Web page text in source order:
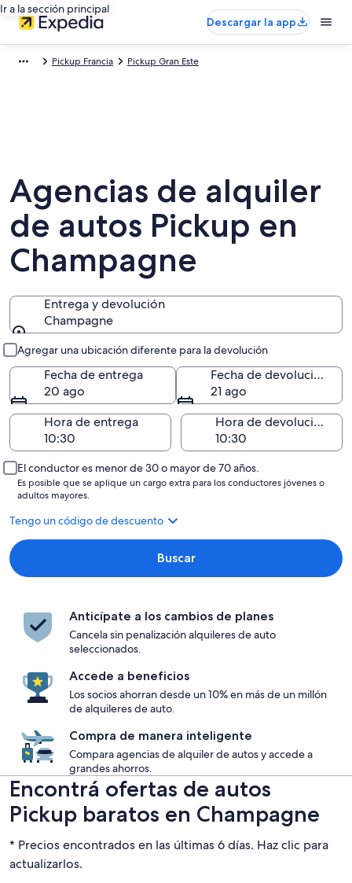
Ir a la sección principal
Descargar la app
Pickup Francia Pickup Gran Este
Agencias de alquiler
de autos Pickup en
Champagne
Entrega y devolución
Champagne
Agregar una ubicación diferente para la devolución
Fecha de entrega
20 ago
Fecha de devolución
21 ago
Hora de entrega
Hora de devolución
El conductor es menor de 30 o mayor de 70 años.
Es posible que se aplique un cargo extra para los conductores jóvenes o
adultos mayores.
Tengo un código de descuento
Buscar
Anticípate a los cambios de planes
Cancela sin penalización alquileres de auto
seleccionados.
Accede a beneficios
Los socios ahorran desde un 10% en más de un millón
de alquileres de auto.
Compra de manera inteligente
Compara agencias de alquiler de autos y accede a
grandes ahorros.
Encontrá ofertas de autos
Pickup baratos en Champagne
* Precios encontrados en las últimas 6 días. Haz clic para
actualizarlos.